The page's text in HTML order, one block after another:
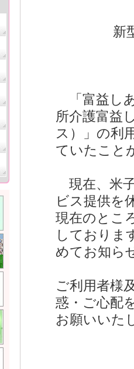
新
「富益し
所介護富益
ス）」の利
ていたこと
現在、米
ビス提供を
現在のとこ
しておりま
めてお知ら
ご利用者様
惑・ご心配
お願いいた